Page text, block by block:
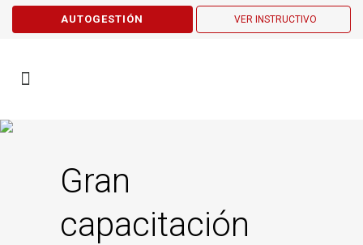
AUTOGESTIÓN VER INSTRUCTIVO
Gran
capacitación